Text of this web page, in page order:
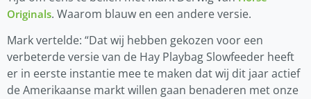
Originals. Waarom blauw en een andere versie.
Mark vertelde: “Dat wij hebben gekozen voor een
verbeterde versie van de Hay Playbag Slowfeeder heeft
er in eerste instantie mee te maken dat wij dit jaar actief
de Amerikaanse markt willen gaan benaderen met onze